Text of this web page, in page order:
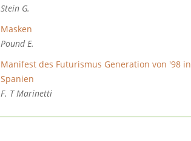
Stein G.
Masken
Pound E.
Manifest des Futurismus Generation von '98 in
Spanien
F. T Marinetti